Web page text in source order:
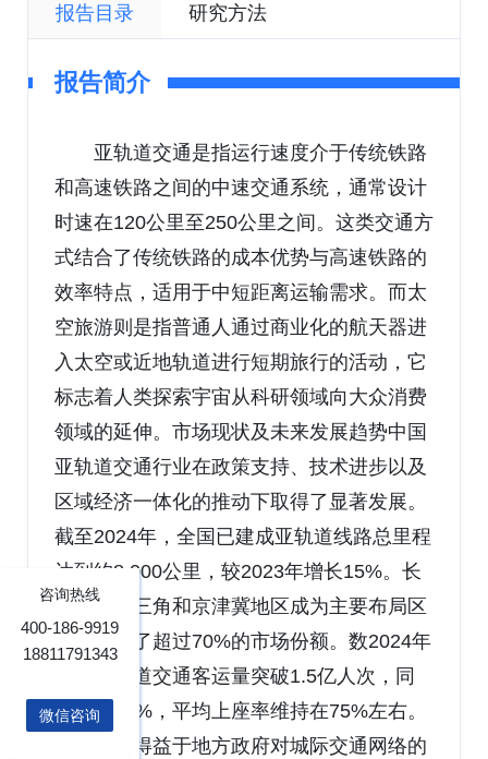
报告目录 研究方法
报告简介
亚轨道交通是指运行速度介于传统铁路
和高速铁路之间的中速交通系统，通常设计
时速在120公里至250公里之间。这类交通方
式结合了传统铁路的成本优势与高速铁路的
效率特点，适用于中短距离运输需求。而太
空旅游则是指普通人通过商业化的航天器进
入太空或近地轨道进行短期旅行的活动，它
标志着人类探索宇宙从科研领域向大众消费
领域的延伸。市场现状及未来发展趋势中国
亚轨道交通行业在政策支持、技术进步以及
区域经济一体化的推动下取得了显著发展。
截至2024年，全国已建成亚轨道线路总里程
达到约8,000公里，较2023年增长15%。长
三角、珠三角和京津冀地区成为主要布局区
域，贡献了超过70%的市场份额。数2024年
中国亚轨道交通客运量突破1.5亿人次，同
比增长18%，平均上座率维持在75%左右。
这一增长得益于地方政府对城际交通网络的
咨询热线
400-186-9919
18811791343
微信咨询